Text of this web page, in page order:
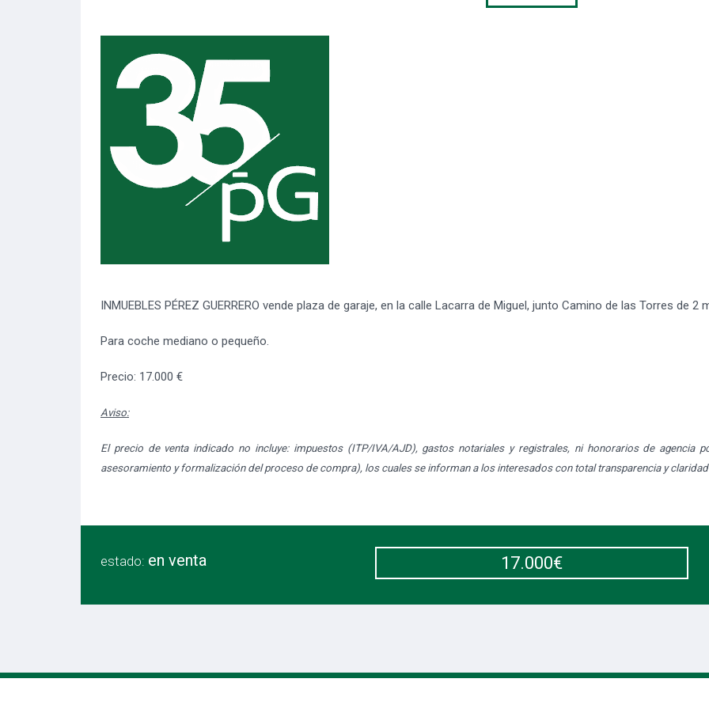
INMUEBLES PÉREZ GUERRERO vende plaza de garaje, en la calle Lacarra de Miguel, junto Camino de las Torres de 2
Para coche mediano o pequeño.
Precio: 17.000 €
Aviso:
El precio de venta indicado no incluye: impuestos (ITP/IVA/AJD), gastos notariales y registrales, ni honorarios de agencia
asesoramiento y formalización del proceso de compra), los cuales se informan a los interesados con total transparencia y
estado: en venta 17.000€